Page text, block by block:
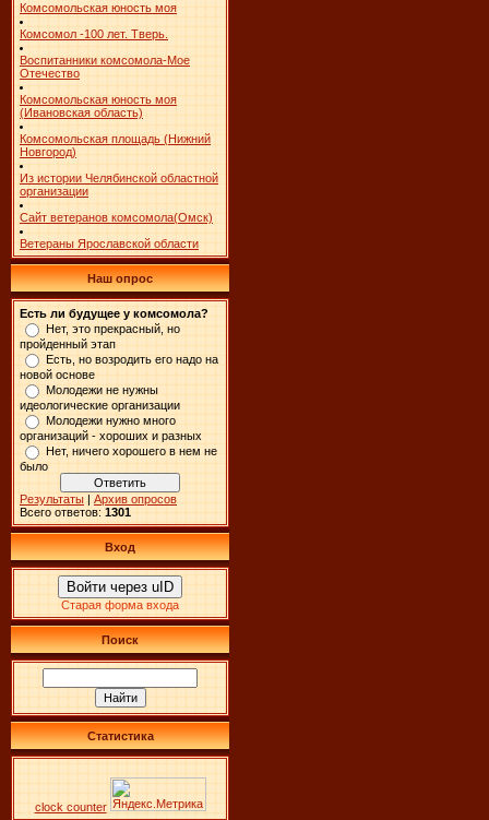
Комсомольская юность моя
Комсомол -100 лет. Тверь.
Воспитанники комсомола-Мое
Отечество
Комсомольская юность моя
(Ивановская область)
Комсомольская площадь (Нижний
Новгород)
Из истории Челябинской областной
организации
Сайт ветеранов комсомола(Омск)
Ветераны Ярославской области
Наш опрос
Есть ли будущее у комсомола?
Нет, это прекрасный, но
пройденный этап
Есть, но возродить его надо на
новой основе
Молодежи не нужны
идеологические организации
Молодежи нужно много
организаций - хороших и разных
Нет, ничего хорошего в нем не
было
Результаты | Архив опросов
Всего ответов: 1301
Вход
Войти через uID
Старая форма входа
Поиск
Статистика
clock counter